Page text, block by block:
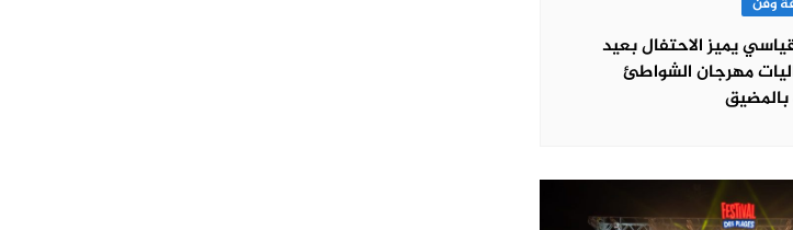
يميز الاحتفال بعيد
مهرجان الشواطئ
بالمضيق